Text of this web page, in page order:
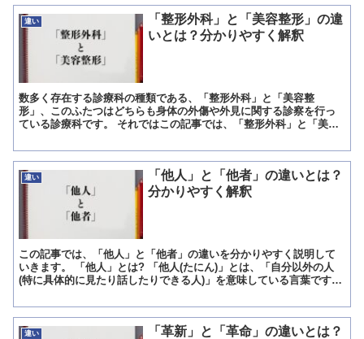
違い
「整形外科」と「美容整形」の違
いとは？分かりやすく解釈
数多く存在する診療科の種類である、「整形外科」と「美容整
形」、このふたつはどちらも身体の外傷や外見に関する診察を行っ
ている診療科です。 それではこの記事では、「整形外科」と「美容
...
違い
「他人」と「他者」の違いとは？
分かりやすく解釈
この記事では、「他人」と「他者」の違いを分かりやすく説明して
いきます。 「他人」とは? 「他人(たにん)」とは、「自分以外の人
(特に具体的に見たり話したりできる人)」を意味している言葉です。
違い
「革新」と「革命」の違いとは？